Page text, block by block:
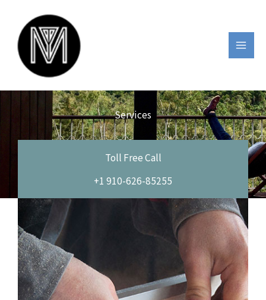
容
Services
Toll Free Call
+1 910-626-85255